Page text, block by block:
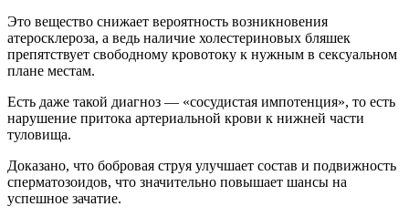
Это вещество снижает вероятность возникновения
атеросклероза, а ведь наличие холестериновых бляшек
препятствует свободному кровотоку к нужным в сексуальном
плане местам.
Есть даже такой диагноз — «сосудистая импотенция», то есть
нарушение притока артериальной крови к нижней части
туловища.
Доказано, что бобровая струя улучшает состав и подвижность
сперматозоидов, что значительно повышает шансы на
успешное зачатие.